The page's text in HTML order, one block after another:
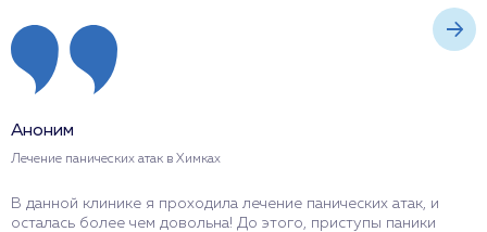
Аноним
Лечение панических атак в Химках
В данной клинике я проходила лечение панических атак, и
осталась более чем довольна! До этого, приступы паники